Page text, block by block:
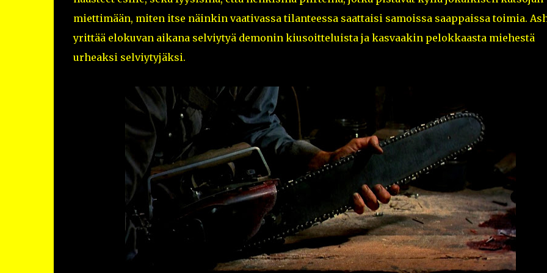
miettimään, miten itse näinkin vaativassa tilanteessa saattaisi samoissa saappaissa toimia.
yrittää elokuvan aikana selviytyä demonin kiusoitteluista ja kasvaakin pelokkaasta miehestä
urheaksi selviytyjäksi.